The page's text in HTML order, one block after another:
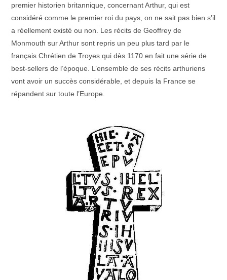
premier historien britannique, concernant Arthur, qui est
considéré comme le premier roi du pays, on ne sait pas bien s’il
a réellement existé ou non. Les récits de Geoffrey de
Monmouth sur Arthur sont repris un peu plus tard par le
français Chrétien de Troyes qui dès 1170 en fait une série de
best-sellers de l’époque. L’ensemble de ses récits arthuriens
vont avoir un succès considérable, et depuis la France se
répandent sur toute l’Europe.